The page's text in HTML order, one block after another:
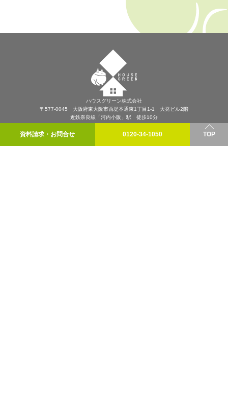
資料請求・お問合せ 0120-34-1050 TOP
ハウスグリーン株式会社
〒577-0045 大阪府東大阪市西堤本通東1丁目1-1 大発ビル2階
近鉄奈良線「河内小阪」駅 徒歩10分